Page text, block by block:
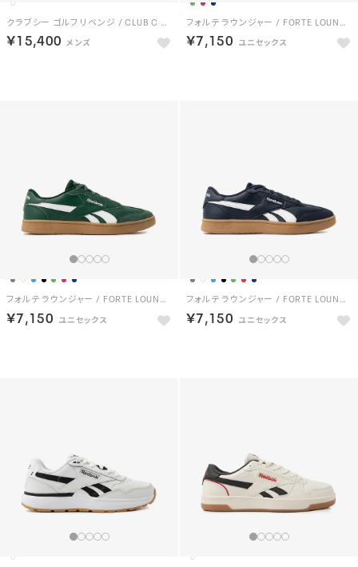
クラブシー ゴルフ リベンジ / CLUB C GOLF REVENGE （ホワイト/ブラック）
￥15,400
フォルテ ラウンジャー / FORTE LOUNGER （レッド）
￥7,150
フォルテ ラウンジャー / FORTE LOUNGER （グリーン）
￥7,150
フォルテ ラウンジャー / FORTE LOUNGER （ネイビー）
￥7,150